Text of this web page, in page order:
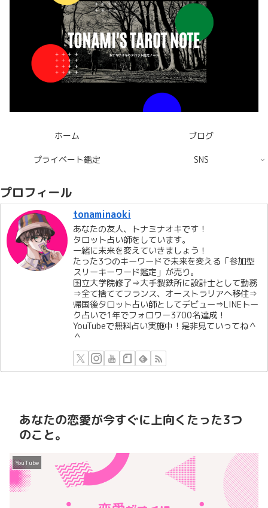
ホーム ブログ
プライベート鑑定 SNS
プロフィール
tonaminaoki
あなたの友人、トナミナオキです！
タロット占い師をしています。
一緒に未来を変えていきましょう！
たった3つのキーワードで未来を変える「参加型
スリーキーワード鑑定」が売り。
国立大学院修了⇒大手製鉄所に設計士として勤務
⇒全て捨ててフランス、オーストラリアへ移住⇒
帰国後タロット占い師としてデビュー⇒LINEトー
ク占いで1年でフォロワー3700名達成！
YouTubeで無料占い実施中！是非見ていってね＾
＾
あなたの恋愛が今すぐに上向くたった3つ
のこと。
YouTube